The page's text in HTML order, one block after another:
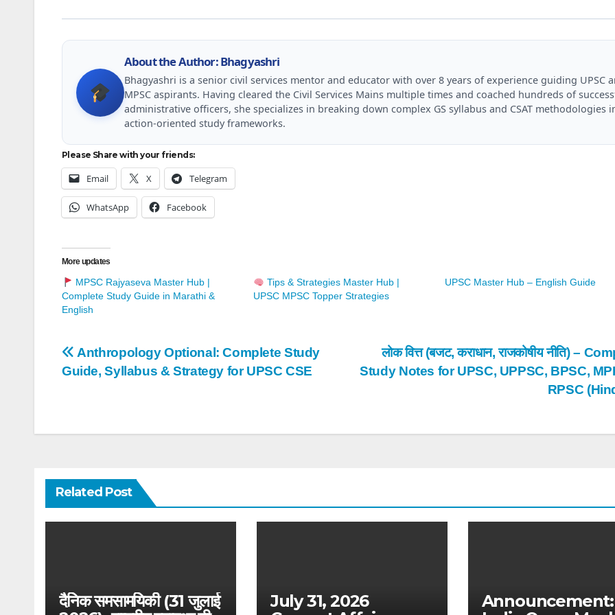
About the Author: Bhagyashri
Bhagyashri is a senior civil services mentor and educator with over 8 years of experience guiding UPSC
MPSC aspirants. Having cleared the Civil Services Mains multiple times and coached hundreds of
administrative officers, she specializes in breaking down complex GS syllabus and CSAT methodologies
action-oriented study frameworks.
Please Share with your friends:
Email X Telegram
WhatsApp Facebook
More updates
MPSC Rajyaseva Master Hub |
Complete Study Guide in Marathi &
English
Tips & Strategies Master Hub |
UPSC MPSC Topper Strategies
UPSC Master Hub – English Guide
Post
navigation
लोक वित्त (बजट, कराधान, राजकोषीय नीति) –
Study Notes for UPSC, UPPSC, BPSC,
RPSC
Anthropology Optional: Complete Study
Guide, Syllabus & Strategy for UPSC CSE
Related Post
दैनिक समसामयिकी (31 जुलाई
July 31, 2026